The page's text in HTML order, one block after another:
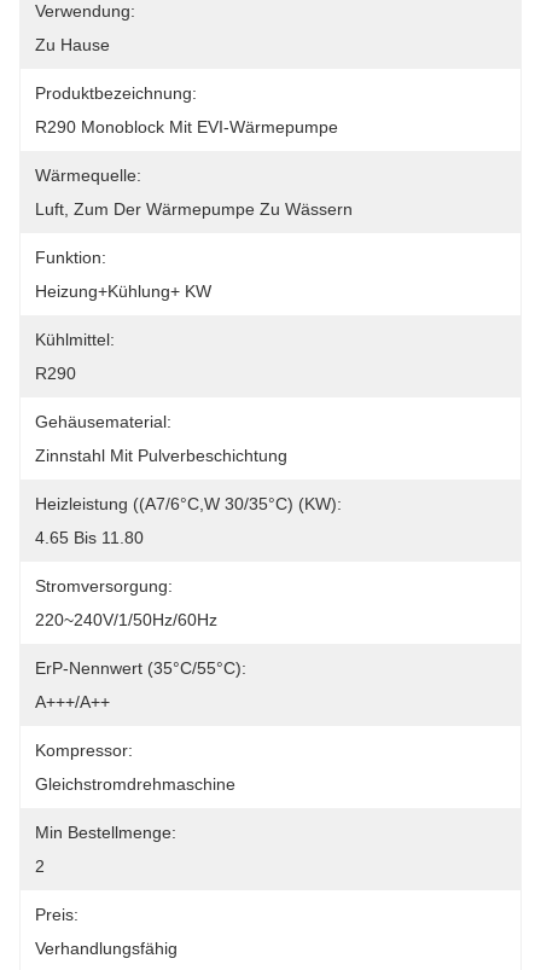
Verwendung:
Zu Hause
Produktbezeichnung:
R290 Monoblock Mit EVI-Wärmepumpe
Wärmequelle:
Luft, Zum Der Wärmepumpe Zu Wässern
Funktion:
Heizung+Kühlung+ KW
Kühlmittel:
R290
Gehäusematerial:
Zinnstahl Mit Pulverbeschichtung
Heizleistung ((A7/6°C,W 30/35°C) (kW):
4.65 Bis 11.80
Stromversorgung:
220~240V/1/50Hz/60Hz
ErP-Nennwert (35°C/55°C):
A+++/A++
Kompressor:
Gleichstromdrehmaschine
Min Bestellmenge:
2
Preis:
Verhandlungsfähig